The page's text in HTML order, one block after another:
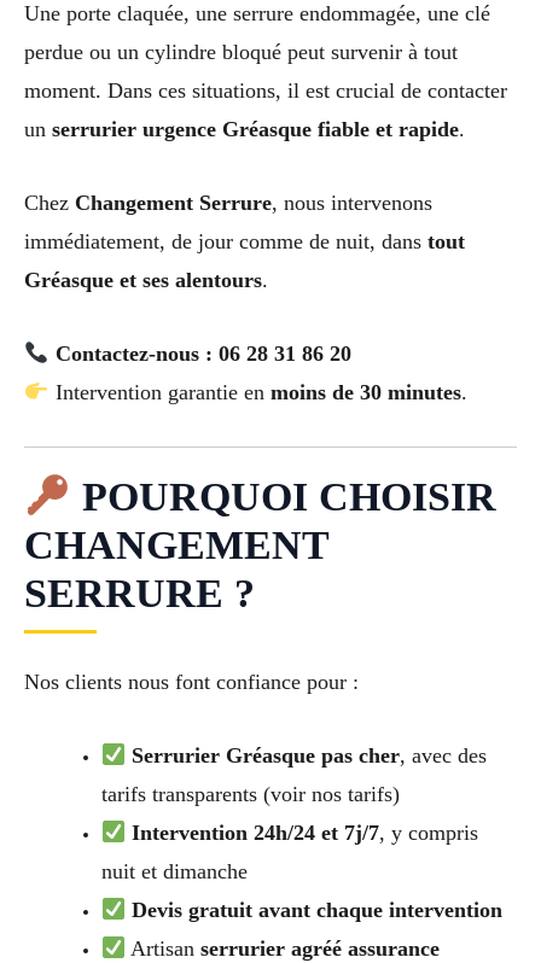
Une porte claquée, une serrure endommagée, une clé
perdue ou un cylindre bloqué peut survenir à tout
moment. Dans ces situations, il est crucial de contacter
un serrurier urgence Gréasque fiable et rapide.
Chez Changement Serrure, nous intervenons
immédiatement, de jour comme de nuit, dans tout
Gréasque et ses alentours.
Contactez-nous : 06 28 31 86 20
Intervention garantie en moins de 30 minutes.
POURQUOI CHOISIR
CHANGEMENT
SERRURE ?
Nos clients nous font confiance pour :
Serrurier Gréasque pas cher, avec des
tarifs transparents (voir nos tarifs)
Intervention 24h/24 et 7j/7, y compris
nuit et dimanche
Devis gratuit avant chaque intervention
Artisanserrurier agréé assurance